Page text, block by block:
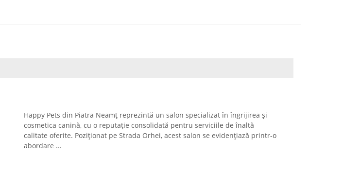
Happy Pets din Piatra Neamț reprezintă un salon specializat în îngrijirea și
cosmetica canină, cu o reputație consolidată pentru serviciile de înaltă
calitate oferite. Poziționat pe Strada Orhei, acest salon se evidențiază printr-o
abordare ...